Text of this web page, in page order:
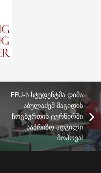
EEU-ს სტუდენტმა დიმა
აბულაძემ მაგიდის
ჩოგბურთის ტურნირში
საპრიზო ადგილი
მოპოვა!